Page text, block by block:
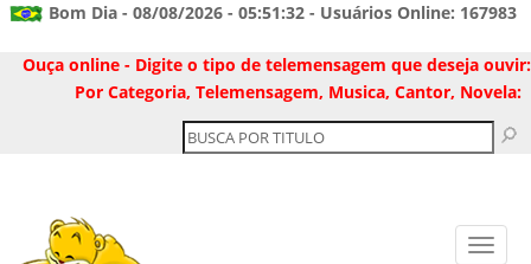
Bom Dia - 08/08/2026 - 05:51:32 - Usuários Online: 167983
Ouça online - Digite o tipo de telemensagem que deseja ouvir:
Por Categoria, Telemensagem, Musica, Cantor, Novela: